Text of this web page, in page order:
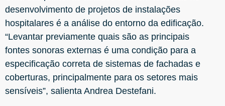
desenvolvimento de projetos de instalações
hospitalares é a análise do entorno da edificação.
“Levantar previamente quais são as principais
fontes sonoras externas é uma condição para a
especificação correta de sistemas de fachadas e
coberturas, principalmente para os setores mais
sensíveis”, salienta Andrea Destefani.